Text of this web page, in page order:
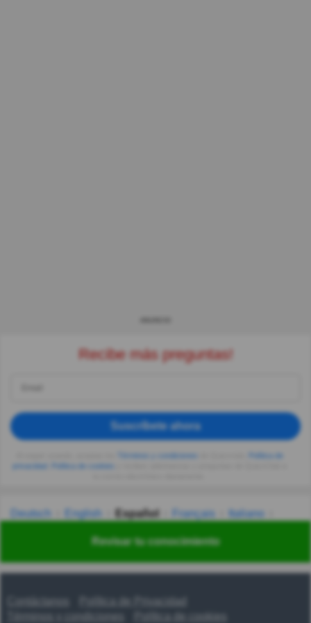
Revisar tu conocimiento
Recibe más preguntas!
Suscríbete ahora
Deutsch English Español Français
Italiano
Українська हिन्दी 한국어 汉语
Contáctanos
Política de Privacidad
Términos y condiciones